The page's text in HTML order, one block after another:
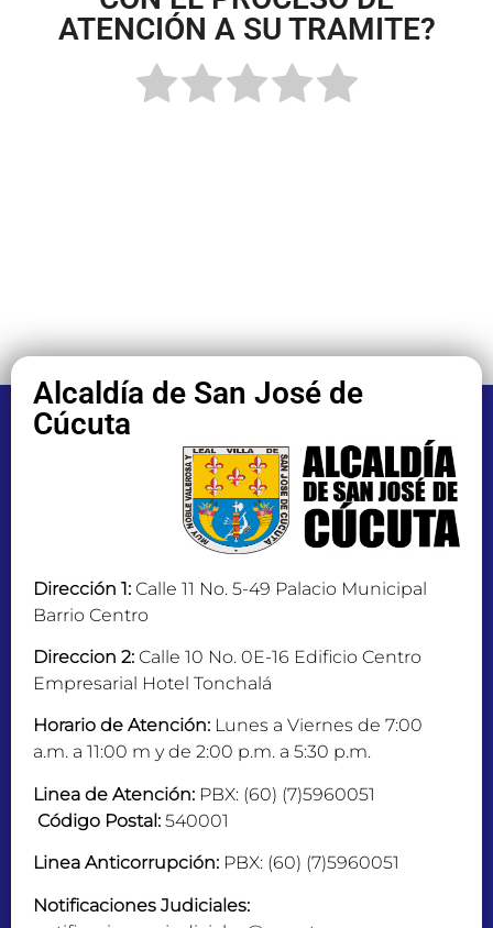
ATENCIÓN A SU TRAMITE?
Alcaldía de San José de
Cúcuta
Dirección 1: Calle 11 No. 5-49 Palacio Municipal
Barrio Centro
Direccion 2: Calle 10 No. 0E-16 Edificio Centro
Empresarial Hotel Tonchalá
Horario de Atención: Lunes a Viernes de 7:00
a.m. a 11:00 m y de 2:00 p.m. a 5:30 p.m.
Linea de Atención: PBX: (60) (7)5960051
Código Postal: 540001
Linea Anticorrupción: PBX: (60) (7)5960051
Notificaciones Judiciales: